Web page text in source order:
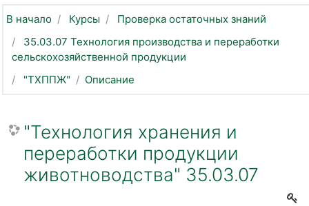
В начало Курсы
Проверка остаточных знаний
35.03.07 Технология производства и переработки
сельскохозяйственной продукции
"ТХППЖ"
Описание
"Технология хранения и
переработки продукции
животноводства" 35.03.07